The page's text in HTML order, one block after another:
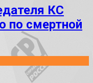
КС
по смертной